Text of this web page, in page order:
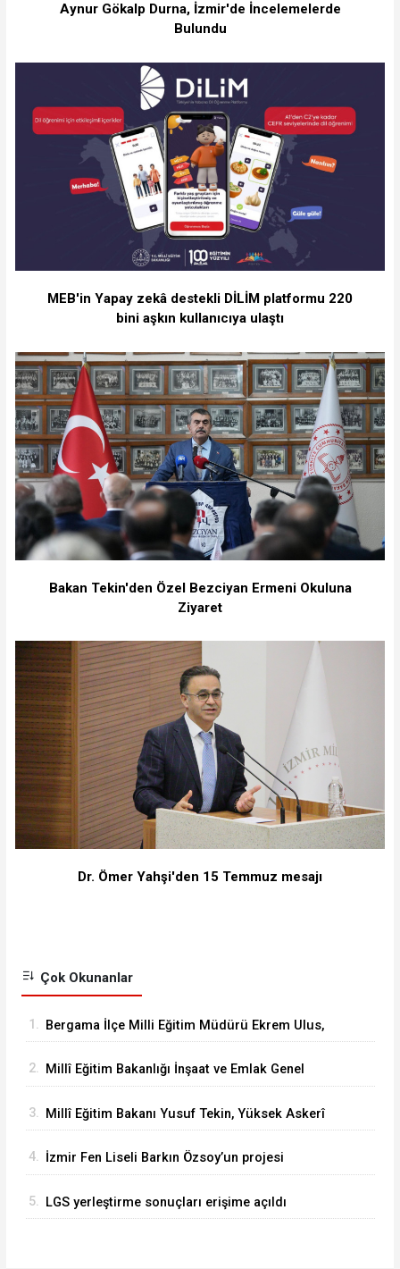
Aynur Gökalp Durna, İzmir'de İncelemelerde
Bulundu
MEB'in Yapay zekâ destekli DİLİM platformu 220
bini aşkın kullanıcıya ulaştı
Bakan Tekin'den Özel Bezciyan Ermeni Okuluna
Ziyaret
Dr. Ömer Yahşi'den 15 Temmuz mesajı
Çok Okunanlar
1. Bergama İlçe Milli Eğitim Müdürü Ekrem Ulus,
çalışmaları inceledi
2. Millî Eğitim Bakanlığı İnşaat ve Emlak Genel
İncelemelerde Bulundu
3. Millî Eğitim Bakanı Yusuf Tekin, Yüksek Askerî
4. İzmir Fen Liseli Barkın Özsoy’un projesi
5. LGS yerleştirme sonuçları erişime açıldı